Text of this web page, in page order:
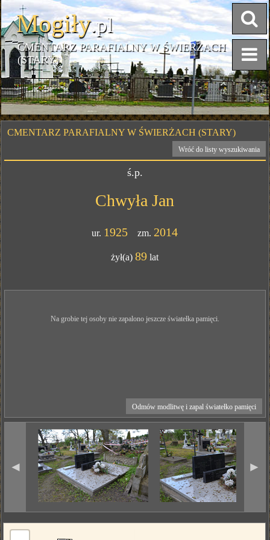
Mogiły.pl
CMENTARZ PARAFIALNY W ŚWIERŻACH
(STARY)
CMENTARZ PARAFIALNY W ŚWIERŻACH (STARY)
Wróć do listy wyszukiwania
ś.p.
Chwyła Jan
ur. 1925 zm. 2014
żył(a)89 lat
Na grobie tej osoby nie zapalono jeszcze światełka pamięci.
Odmów modlitwę i zapal światełko pamięci
◄ ►